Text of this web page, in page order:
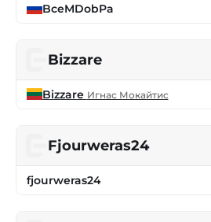
BceMDobPa
Bizzare
Bizzare Игнас Мокайтис
Fjourweras24
fjourweras24